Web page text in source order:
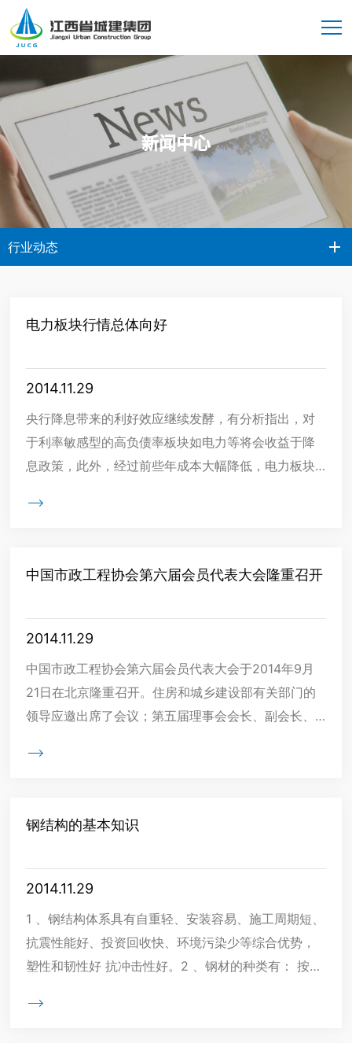
新闻中心
行业动态
电力板块行情总体向好
2014.11.29
央行降息带来的利好效应继续发酵，有分析指出，对
于利率敏感型的高负债率板块如电力等将会收益于降
息政策，此外，经过前些年成本大幅降低，电力板块

中国市政工程协会第六届会员代表大会隆重召开
2014.11.29
中国市政工程协会第六届会员代表大会于2014年9月
21日在北京隆重召开。住房和城乡建设部有关部门的
领导应邀出席了会议；第五届理事会会长、副会长、

钢结构的基本知识
2014.11.29
1 、钢结构体系具有自重轻、安装容易、施工周期短、
抗震性能好、投资回收快、环境污染少等综合优势，
塑性和韧性好 抗冲击性好。2 、钢材的种类有： 按厚
